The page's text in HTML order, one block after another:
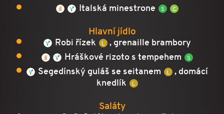
Italská minestrone
Hlavní jídlo
Robi řízek
, grenaille brambory
Hráškové rizoto s tempehem
Segedínský guláš se seitanem
, domácí
knedlík
Saláty